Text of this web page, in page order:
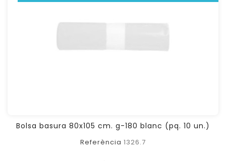
Bolsa basura 80x105 cm. g-180 blanc (pq. 10 un.)
Referència 1326.7